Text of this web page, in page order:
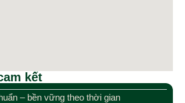
kết
– bền vững theo thời gian